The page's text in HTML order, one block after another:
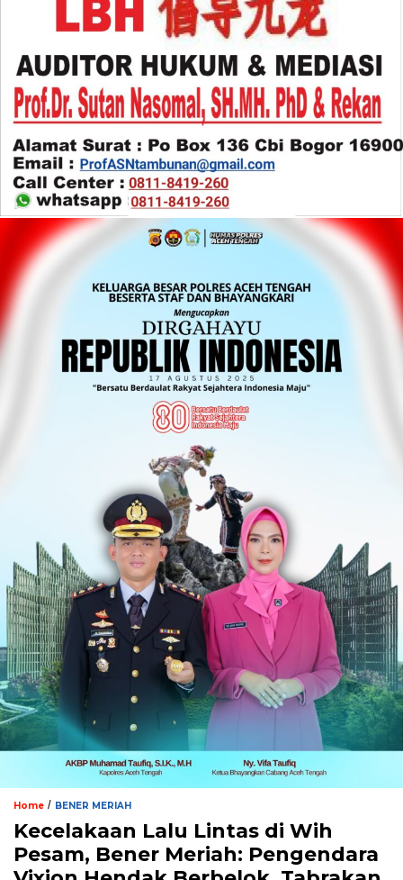
Home / BENER MERIAH
Kecelakaan Lalu Lintas di Wih
Pesam, Bener Meriah: Pengendara